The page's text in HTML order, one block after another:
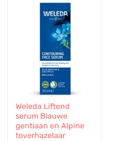
Weleda Liftend
serum Blauwe
gentiaan en Alpine
toverhazelaar